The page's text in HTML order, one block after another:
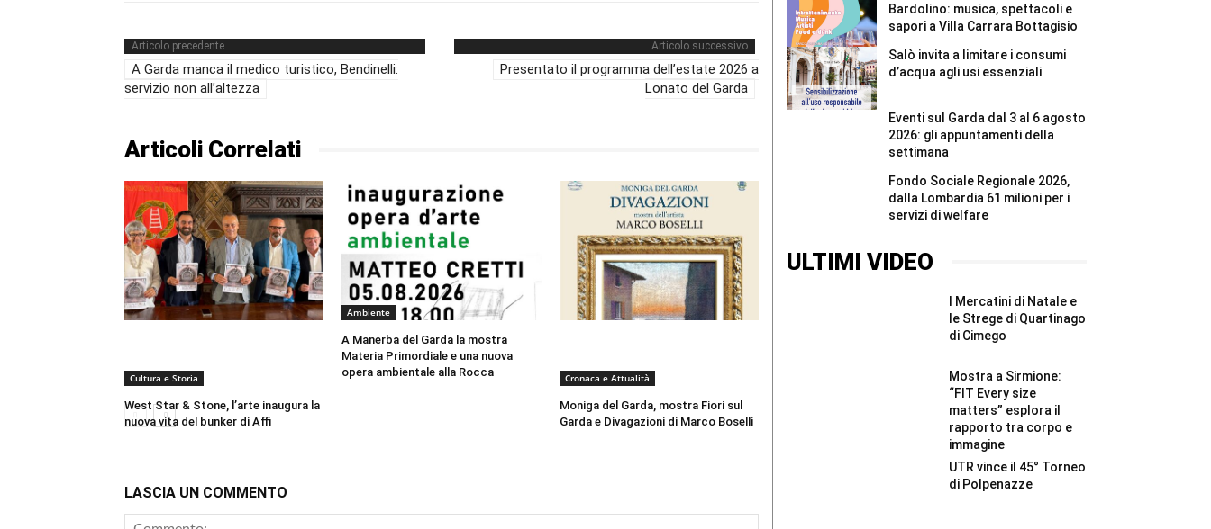
Articolo precedente
A Garda manca il medico turistico, Bendinelli:
servizio non all’altezza
Articolo successivo
Presentato il programma dell’estate 2026 a
Lonato del Garda
Articoli Correlati
Cultura e Storia
West Star & Stone, l’arte inaugura la
nuova vita del bunker di Affi
Ambiente
A Manerba del Garda la mostra
Materia Primordiale e una nuova
opera ambientale alla Rocca
Cronaca e Attualità
Moniga del Garda, mostra Fiori sul
Garda e Divagazioni di Marco Boselli
LASCIA UN COMMENTO
elicottero
#Shorts
Bardolino: musica, spettacoli e
sapori a Villa Carrara Bottagisio
Salò invita a limitare i consumi
d’acqua agli usi essenziali
Eventi sul Garda dal 3 al 6 agosto
2026: gli appuntamenti della
settimana
Fondo Sociale Regionale 2026,
dalla Lombardia 61 milioni per i
servizi di welfare
ULTIMI VIDEO
I Mercatini di Natale e
le Strege di Quartinago
di Cimego
Mostra a Sirmione:
“FIT Every size
matters” esplora il
rapporto tra corpo e
immagine
UTR vince il 45° Torneo
di Polpenazze